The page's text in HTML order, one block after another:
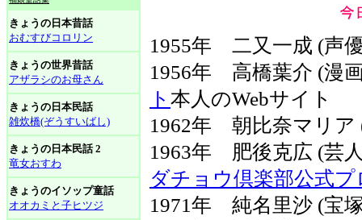
きょうの日本昔話
おむすびコロリン
きょうの世界昔話
アザラシのお母さん
きょうの日本民話
雑炊橋(ぞうすいばし)
きょうの日本民話 2
竜女おすわ
きょうのイソップ童話
オオカミと子ヒツジ
1955年 二又一成 (声
1956年 高橋葉介 (
ト 本人のWebサイト
1962年 朝比奈マリア
1963年 肥後克広 (
ダチョウ倶楽部公式
1971年 純名里沙 (